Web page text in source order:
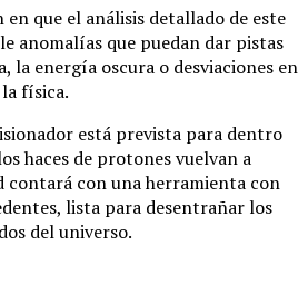
que el análisis detallado de este
anomalías que puedan dar pistas
la energía oscura o desviaciones en
física.
está prevista para dentro
haces de protones vuelvan a
contará con una herramienta con
lista para desentrañar los
del universo.